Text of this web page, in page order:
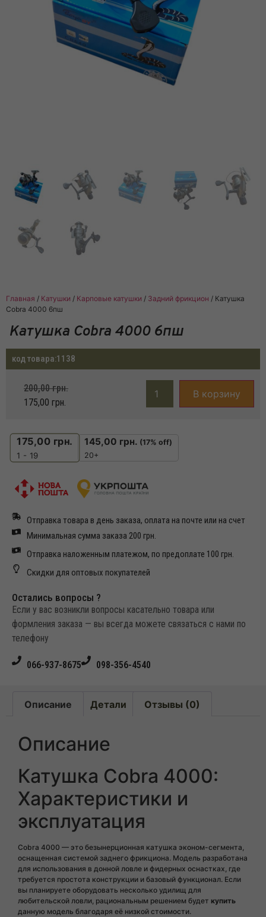
Главная / Катушки / Карповые катушки / Задний фрикцион / Катушка
Cobra 4000 6пш
Катушка Cobra 4000 6пш
код товара:1138
200,00грн.
175,00 грн.
В корзину
175,00 грн.
1 - 19
145,00 грн. (17% off)
20+
Отправка товара в день заказа, оплата на почте или на счет
Минимальная сумма заказа 200 грн.
Отправка наложенным платежом, по предоплате 100 грн.
Скидки для оптовых покупателей
Остались вопросы ?
Если у вас возникли вопросы касательно товара или
формления заказа — вы всегда можете связаться с нами по
телефону
066-937-8675 098-356-4540
Описание Детали Отзывы (0)
Описание
Катушка Cobra 4000:
Характеристики и
эксплуатация
Cobra 4000 — это безынерционная катушка эконом-сегмента,
оснащенная системой заднего фрикциона. Модель разработана
для использования в донной ловле и фидерных оснастках, где
требуется простота конструкции и базовый функционал. Если
вы планируете оборудовать несколько удилищ для
любительской ловли, рациональным решением будет купить
данную модель благодаря её низкой стоимости.